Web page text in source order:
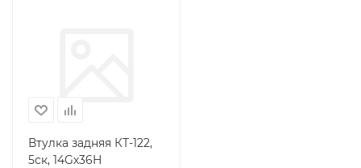
Втулка задняя КТ-122,
5ск, 14Gх36Н